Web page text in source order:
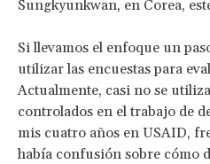
Sungkyunkwan, en Corea,
Si llevamos el enfoque un
utilizar las encuestas para
Actualmente, casi no se
controlados en el trabajo de
mis cuatro años en USAID,
había confusión sobre cómo